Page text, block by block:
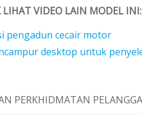
VIDEO LAIN MODEL INI:
pengadun cecair motor
desktop untuk
PERKHIDMATAN